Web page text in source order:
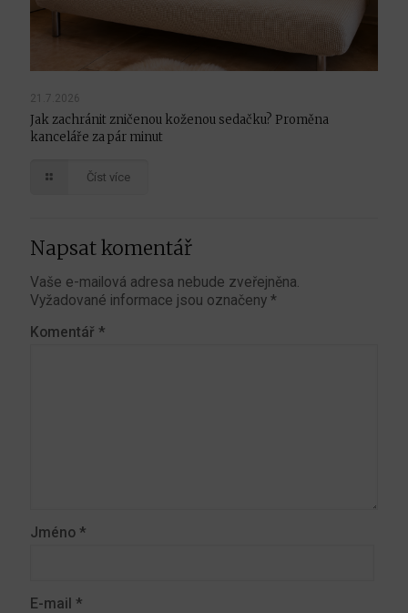
21.7.2026
Jak zachránit zničenou koženou sedačku? Proměna
kanceláře za pár minut
Číst více
Napsat komentář
Vaše e-mailová adresa nebude zveřejněna.
Vyžadované informace jsou označeny *
Komentář *
Jméno *
E-mail *